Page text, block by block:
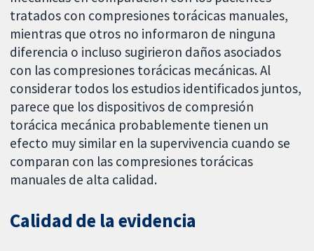
tratados con compresiones torácicas manuales,
mientras que otros no informaron de ninguna
diferencia o incluso sugirieron daños asociados
con las compresiones torácicas mecánicas. Al
considerar todos los estudios identificados juntos,
parece que los dispositivos de compresión
torácica mecánica probablemente tienen un
efecto muy similar en la supervivencia cuando se
comparan con las compresiones torácicas
manuales de alta calidad.
Calidad de la evidencia